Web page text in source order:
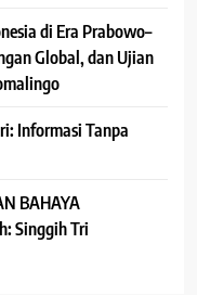
di Era Prabowo–
Global, dan Ujian
Informasi Tanpa
BAHAYA
Singgih Tri